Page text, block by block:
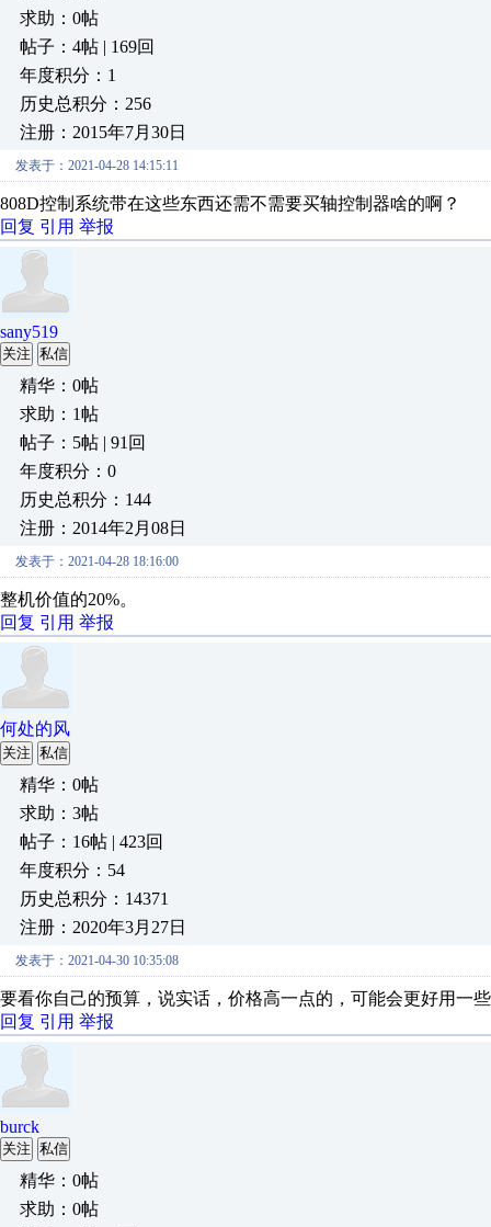
求助：0帖
帖子：4帖 | 169回
年度积分：1
历史总积分：256
注册：2015年7月30日
发表于：2021-04-28 14:15:11
808D控制系统带在这些东西还需不需要买轴控制器啥的啊？
回复 引用 举报
sany519
关注 私信
精华：0帖
求助：1帖
帖子：5帖 | 91回
年度积分：0
历史总积分：144
注册：2014年2月08日
发表于：2021-04-28 18:16:00
整机价值的20%。
回复 引用 举报
何处的风
关注 私信
精华：0帖
求助：3帖
帖子：16帖 | 423回
年度积分：54
历史总积分：14371
注册：2020年3月27日
发表于：2021-04-30 10:35:08
要看你自己的预算，说实话，价格高一点的，可能会更好用一
回复 引用 举报
burck
关注 私信
精华：0帖
求助：0帖